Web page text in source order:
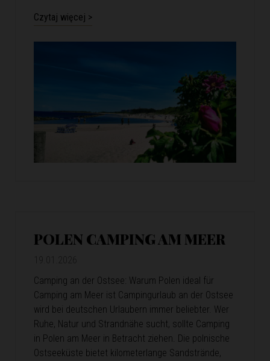
Czytaj więcej >
POLEN CAMPING AM MEER
Camping an der Ostsee: Warum Polen ideal für
Camping am Meer ist Campingurlaub an der Ostsee
wird bei deutschen Urlaubern immer beliebter. Wer
Ruhe, Natur und Strandnähe sucht, sollte Camping
in Polen am Meer in Betracht ziehen. Die polnische
Ostseeküste bietet kilometerlange Sandstrände,